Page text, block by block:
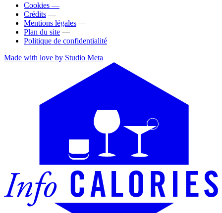
Cookies —
Crédits —
Mentions légales —
Plan du site —
Politique de confidentialité
Made with love by Studio Meta